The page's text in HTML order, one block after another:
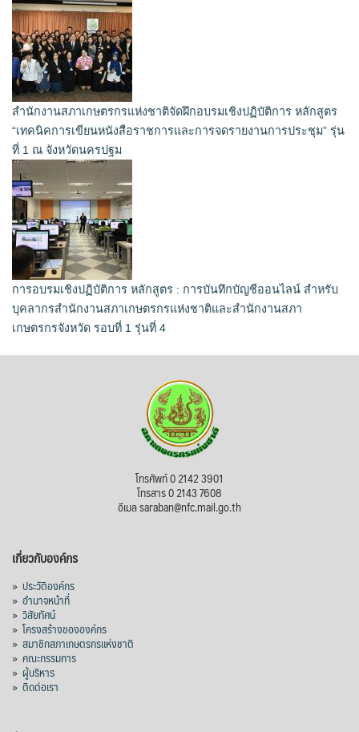
สำนักงานสภาเกษตรกรแห่งชาติจัดฝึกอบรมเชิงปฏิบัติการ หลักสูตร
“เทคนิคการเขียนหนังสือราชการและการจดรายงานการประชุม” รุ่น
ที่ 1 ณ จังหวัดนครปฐม
การอบรมเชิงปฏิบัติการ หลักสูตร : การบันทึกบัญชีออนไลน์ สำหรับ
บุคลากรสำนักงานสภาเกษตรกรแห่งชาติและสำนักงานสภา
เกษตรกรจังหวัด รอบที่ 1 รุ่นที่ 4
โทรศัพท์ 0 2142 3901
โทรสาร 0 2143 7608
อีเมล saraban@nfc.mail.go.th
เกี่ยวกับองค์กร
» ประวัติองค์กร
» อำนาจหน้าที่
» วิสัยทัศน์
» โครงสร้างขององค์กร
» สมาชิกสภาเกษตรกรแห่งชาติ
» คณะกรรมการ
» ผู้บริหาร
» ติดต่อเรา